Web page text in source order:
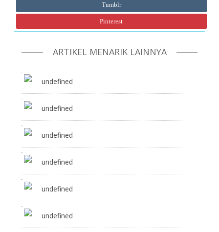
Tumblr
Pinterest
ARTIKEL MENARIK LAINNYA
undefined
undefined
undefined
undefined
undefined
undefined